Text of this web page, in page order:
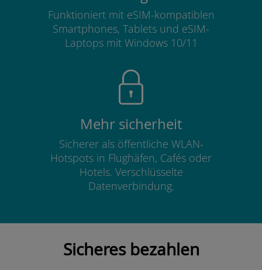
Funktioniert mit eSIM-kompatiblen
Smartphones, Tablets und eSIM-
Laptops mit Windows 10/11
Mehr sicherheit
Sicherer als öffentliche WLAN-
Hotspots in Flughäfen, Cafés oder
Hotels. Verschlüsselte
Datenverbindung.
Sicheres bezahlen